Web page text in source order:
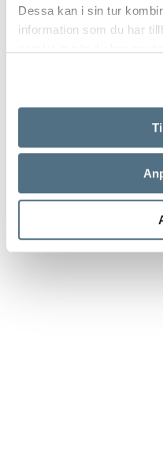
Dessa kan i sin tur
information som du har